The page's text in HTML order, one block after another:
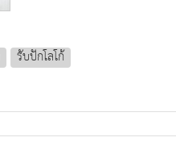
รับปักโลโก้